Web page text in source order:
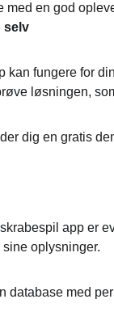
med en god
selv
kan fungere for
løsningen,
dig en gratis
app er
oplysninger.
database med